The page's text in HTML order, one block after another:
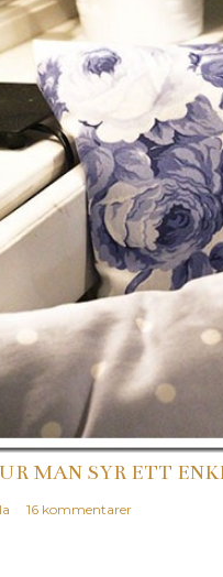
MAN SYR ETT
16 kommentarer